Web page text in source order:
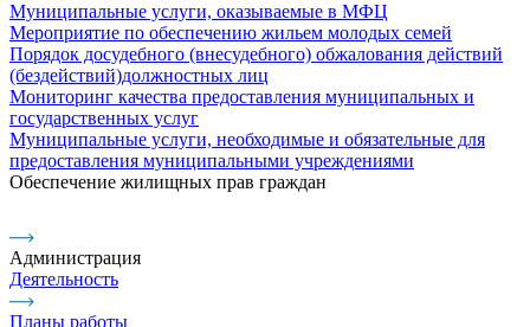
Муниципальные услуги, оказываемые в МФЦ
Мероприятие по обеспечению жильем молодых семей
Порядок досудебного (внесудебного) обжалования действий
(бездействий)должностных лиц
Мониторинг качества предоставления муниципальных и
государственных услуг
Муниципальные услуги, необходимые и обязательные для
предоставления муниципальными учреждениями
Обеспечение жилищных прав граждан
Администрация
Деятельность
Планы работы